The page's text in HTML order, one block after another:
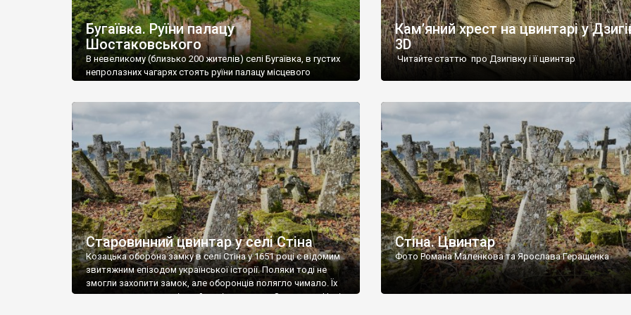
Бугаївка. Руїни палацу
Шостаковського
В невеликому (близько 200 жителів) селі Бугаївка, в густих
непролазних чагарях стоять руїни палацу місцевого
потім клуб, ще пізніше – гуртожиток. У 60-х роках минулого
століття тут розмістили туберкульозну лікарню. Коли із
палацу виїхала лікарня – ми точно не […]
Кам’яний хрест на цвинтарі у
3D
Читайте статтю про Дзигівку і її цвинтар
Старовинний цвинтар у селі Стіна
Козацька оборона замку в селі Стіна у 1651 році є відомим
звитяжним епізодом української історії. Поляки тоді не
змогли захопити замок, але оборонців полягло чимало. Їх
поховали на цвинтарі, який тоді називався Замковим. Нині
Стіна. Цвинтар
Фото Романа Маленкова та Ярослава Геращенка